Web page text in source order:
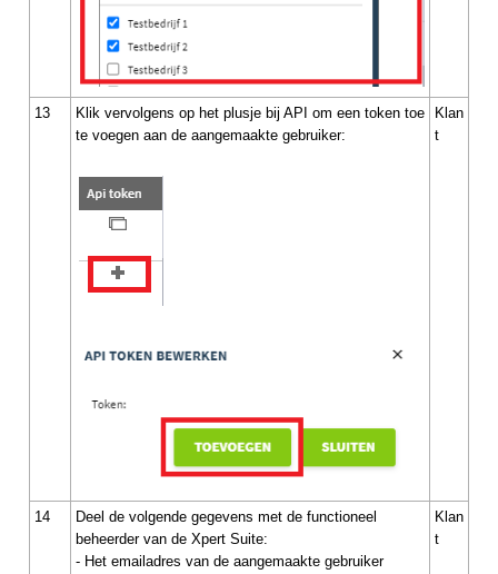
13
Klik vervolgens op het plusje bij API om een token toe
te voegen aan de aangemaakte gebruiker:
Klan
t
14
Deel de volgende gegevens met de functioneel
beheerder van de Xpert Suite:
- Het emailadres van de aangemaakte gebruiker
Klan
t